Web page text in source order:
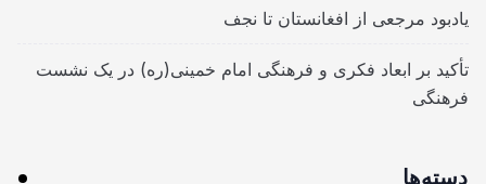
یادبود مرجعی از افغانستان تا نجف
تأکید بر ابعاد فکری و فرهنگی امام خمینی(ره) در یک نشست
فرهنگی
دسته‌ها